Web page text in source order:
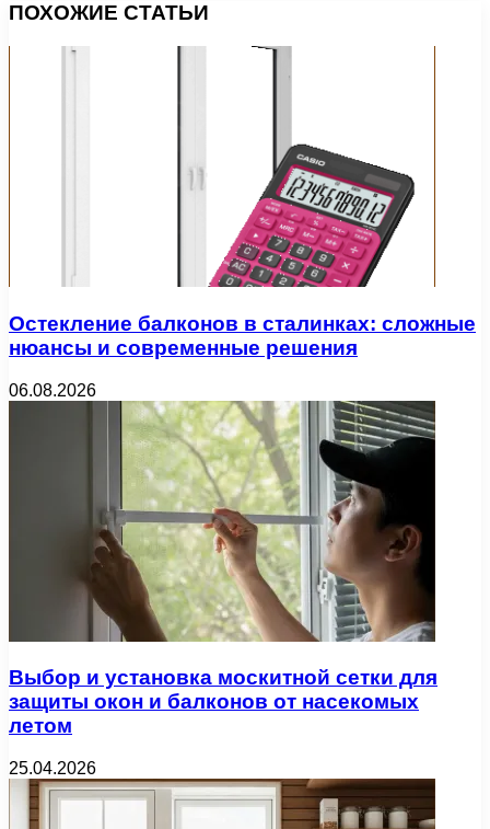
ПОХОЖИЕ СТАТЬИ
Остекление балконов в сталинках: сложные
нюансы и современные решения
06.08.2026
Выбор и установка москитной сетки для
защиты окон и балконов от насекомых
летом
25.04.2026